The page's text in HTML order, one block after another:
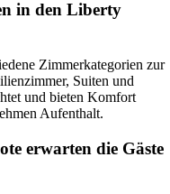
in den Liberty
Zimmerkategorien zur
Suiten und
und bieten Komfort
Aufenthalt.
erwarten die Gäste